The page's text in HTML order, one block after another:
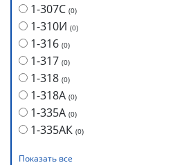
1-307С (0)
1-310И (0)
1-316 (0)
1-317 (0)
1-318 (0)
1-318А (0)
1-335А (0)
1-335АК (0)
Показать все